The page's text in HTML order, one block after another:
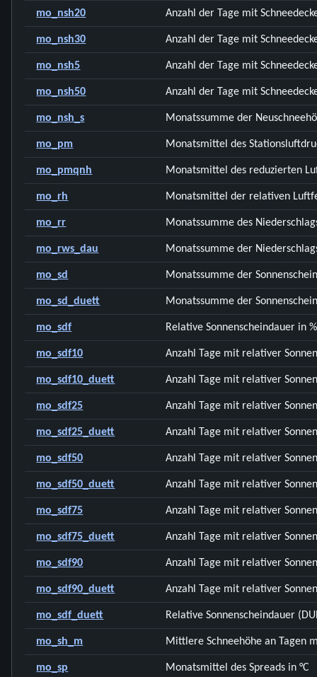
mo_nsh20 Anzahl der Tage mit
mo_nsh30 Anzahl der Tage mit
mo_nsh5 Anzahl der Tage mit
mo_nsh50 Anzahl der Tage mit
mo_nsh_s Monatssumme der
mo_pm Monatsmittel des
mo_pmqnh Monatsmittel des reduzierten
mo_rh Monatsmittel der relativen
mo_rr Monatssumme des
mo_rws_dau Monatssumme der
mo_sd Monatssumme der
mo_sd_duett Monatssumme der
mo_sdf Relative Sonnenscheindauer in %
mo_sdf10 Anzahl Tage mit relativer
mo_sdf10_duett Anzahl Tage mit relativer
mo_sdf25 Anzahl Tage mit relativer
mo_sdf25_duett Anzahl Tage mit relativer
mo_sdf50 Anzahl Tage mit relativer
mo_sdf50_duett Anzahl Tage mit relativer
mo_sdf75 Anzahl Tage mit relativer
mo_sdf75_duett Anzahl Tage mit relativer
mo_sdf90 Anzahl Tage mit relativer
mo_sdf90_duett Anzahl Tage mit relativer
mo_sdf_duett Relative Sonnenscheindauer
mo_sh_m Mittlere Schneehöhe an Tagen
mo_sp Monatsmittel des Spreads in °C